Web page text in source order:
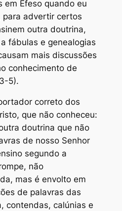
em Éfeso quando eu
para advertir certos
outra doutrina,
fábulas e genealogias
mais discussões
conhecimento de
5).
correto dos
que não conheceu:
doutrina que não
de nosso Senhor
segundo a
não
mas é envolto em
de palavras das
contendas, calúnias e